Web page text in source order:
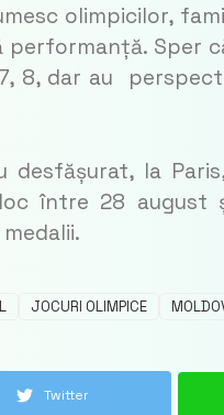
olimpicilor,
Sper
8, dar au
desfășurat, la
între 28
JOCURI OLIMPICE
Twitter